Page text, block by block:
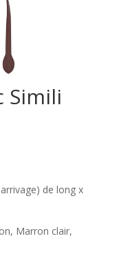
Simili
de long x
Marron clair,